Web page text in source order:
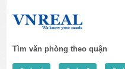
Tìm văn phòng theo quận